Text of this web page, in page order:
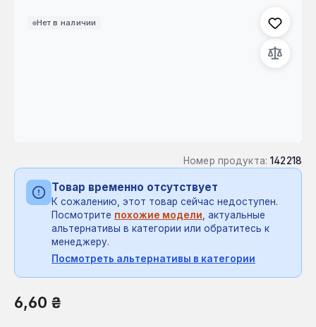
Нет в наличии
Номер продукта: 142218
Товар временно отсутствует
К сожалению, этот товар сейчас недоступен.
Посмотрите похожие модели, актуальные
альтернативы в категории или обратитесь к
менеджеру.
Посмотреть альтернативы в категории
Обычная цена:
6,60 ₴